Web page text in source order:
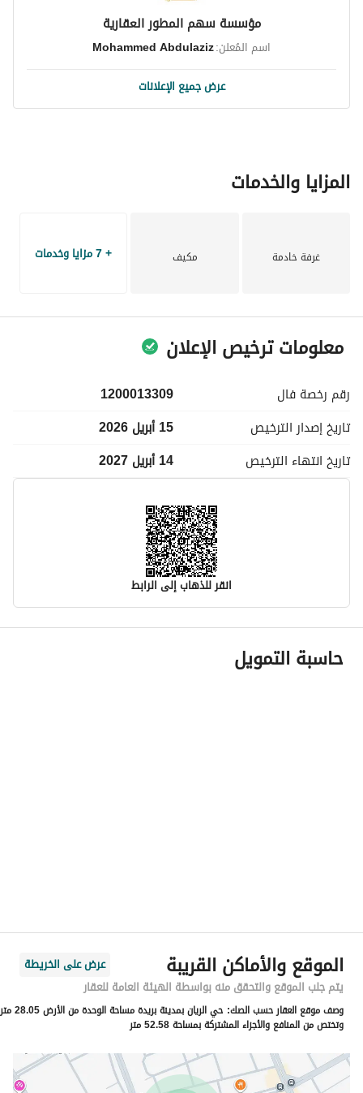
مؤسسة سهم المطور العقارية
اسم المُعلن:Mohammed Abdulaziz
عرض جميع الإعلانات
المزايا والخدمات
غرفة خادمة مكيف + 7 مزايا وخدمات
معلومات ترخيص الإعلان
رقم رخصة فال
1200013309
تاريخ إصدار الترخيص
15 أبريل 2026
تاريخ انتهاء الترخيص 14 أبريل 2027
انقر للذهاب إلى الرابط
معلومات مسؤول الإعلان
اسم المسؤول
رقم المبنى
4573
الرقم الاضافي
7483
خط العرض
26.393377519367935
حاسبة التمويل
الموقع والأماكن القريبة
عرض على الخريطة
يتم جلب الموقع والتحقق منه بواسطة الهيئة العامة للعقار
وصف موقع العقار حسب الصك:
حي الريان بمدينة بريدة مساحة الوحدة من الأرض 28.05 متر
وتختص من المنافع والأجزاء المشتركة بمساحة 52.58 متر